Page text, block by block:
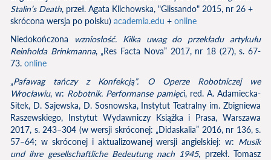
Stalin’s Death, przeł. Agata Klichowska, "Glissando" 2015, nr 26 +
skrócona wersja po polsku) academia.edu + online
Niedokończona wzniosłość. Kilka uwag do przekładu artykułu
Reinholda Brinkmanna, „Res Facta Nova” 2017, nr 18 (27), s. 67-
73. online
„Pafawag tańczy z Konfekcją”. O Operze Robotniczej we
Wrocławiu, w: Robotnik. Performanse pamięci, red. A. Adamiecka-
Sitek, D. Sajewska, D. Sosnowska, Instytut Teatralny im. Zbigniewa
Raszewskiego, Instytut Wydawniczy Książka i Prasa, Warszawa
2017, s. 243–304 (w wersji skróconej: „Didaskalia” 2016, nr 136, s.
57–64; w skróconej i aktualizowanej wersji angielskiej: w: Musik
und ihre gesellschaftliche Bedeutung nach 1945, przekł. Tomasz